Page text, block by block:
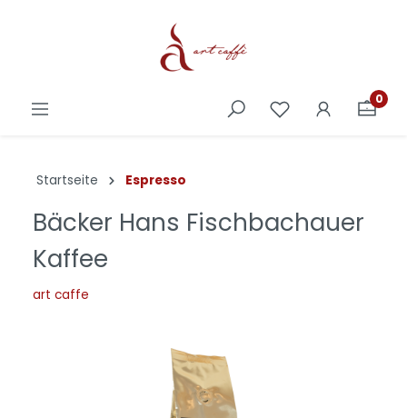
0
Startseite Espresso
Bäcker Hans Fischbachauer
Kaffee
art caffe